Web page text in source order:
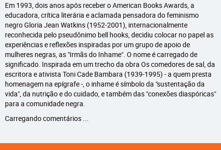
Em 1993, dois anos após receber o American Books Awards, a
educadora, crítica literária e aclamada pensadora do feminismo
negro Gloria Jean Watkins (1952-2001), internacionalmente
reconhecida pelo pseudônimo bell hooks, decidiu colocar no papel as
experiências e reflexões inspiradas por um grupo de apoio de
mulheres negras, as "Irmãs do Inhame". O nome é carregado de
significado. Inspirada em um trecho da obra Os comedores de sal, da
escritora e ativista Toni Cade Bambara (1939-1995) - a quem presta
homenagem na epígrafe -, o inhame é símbolo da "sustentação da
vida", da nutrição e do cuidado, e também das "conexões diaspóricas"
para a comunidade negra.
Carregando comentários ...